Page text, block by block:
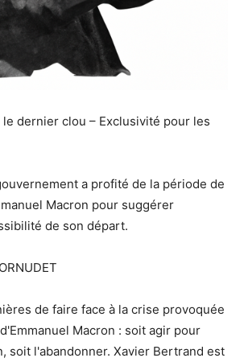
le dernier clou – Exclusivité pour les
a profité de la période de
Macron pour suggérer
de son départ.
de faire face à la crise provoquée
Macron : soit agir pour
soit l'abandonner. Xavier Bertrand est